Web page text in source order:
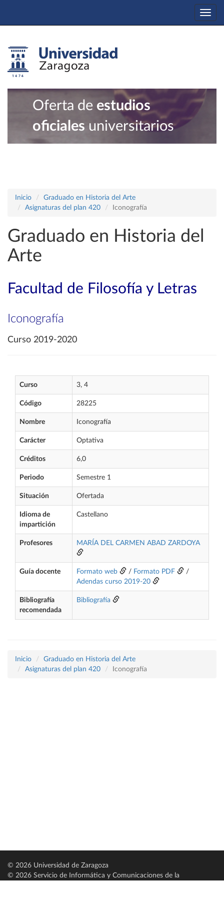
Oferta de estudios
oficiales universitarios
Inicio
Graduado en Historia del Arte
Asignaturas del plan 420
Iconografía
Graduado en Historia del
Arte
Facultad de Filosofía y Letras
Iconografía
Curso 2019-2020
Curso 3, 4
Código 28225
Nombre Iconografía
Carácter Optativa
Créditos 6,0
Periodo Semestre 1
Situación Ofertada
Idioma de
impartición
Castellano
Profesores MARÍA DEL CARMEN ABAD ZARDOYA
Guía docente Formato web / Formato PDF
/
Adendas curso 2019-20
Bibliografía
recomendada
Bibliografía
Inicio
Graduado en Historia del Arte
Asignaturas del plan 420
Iconografía
© 2026 Universidad de Zaragoza
© 2026 Servicio de Informática y Comunicaciones de la